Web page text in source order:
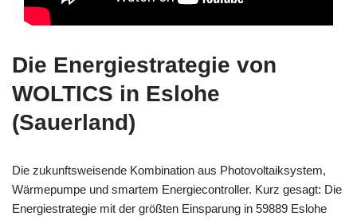
Die Energiestrategie von
WOLTICS in Eslohe
(Sauerland)
Die zukunftsweisende Kombination aus Photovoltaiksystem,
Wärmepumpe und smartem Energiecontroller. Kurz gesagt: Die
Energiestrategie mit der größten Einsparung in 59889 Eslohe